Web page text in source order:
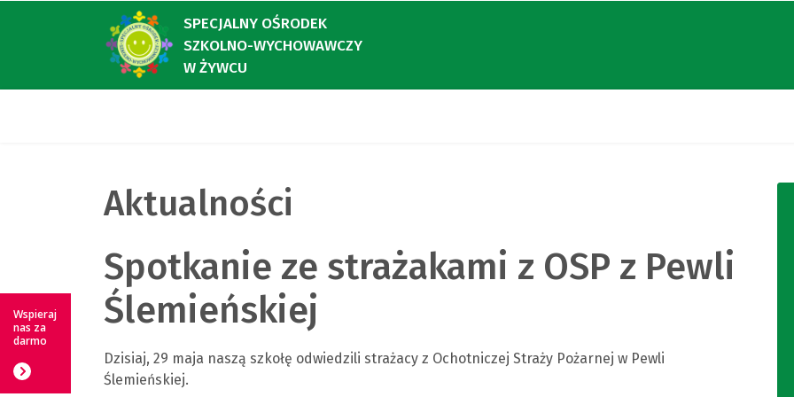
SPECJALNY OŚRODEK
SZKOLNO-WYCHOWAWCZY
W ŻYWCU
Aktualności
Spotkanie ze strażakami z OSP z Pewli
Ślemieńskiej
Dzisiaj, 29 maja naszą szkołę odwiedzili strażacy z Ochotniczej Straży Pożarnej w Pewli
Ślemieńskiej.
Wspieraj
nas za
darmo